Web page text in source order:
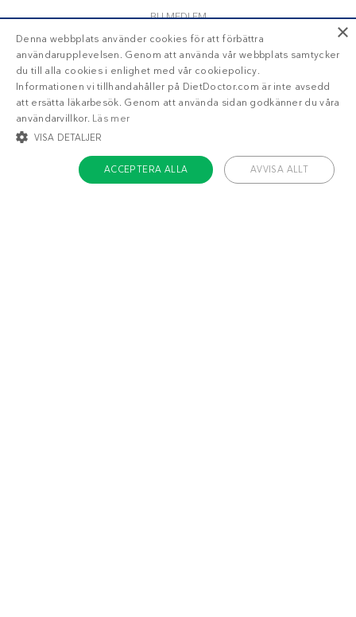
BLI MEDLEM
Få tillgång till din läckrapersonliga
veckomenymed Diet Doctor Plus!
Trött på att räkna
kalorier?
×
Denna webbplats använder cookies för att förbättra
användarupplevelsen. Genom att använda vår webbplats samtycker
du till alla cookies i enlighet med vår cookiepolicy.
Informationen vi tillhandahåller på DietDoctor.com är inte avsedd
att ersätta läkarbesök. Genom att använda sidan godkänner du våra
användarvillkor. Läs mer
VISA DETALJER
ACCEPTERA ALLA AVVISA ALLT